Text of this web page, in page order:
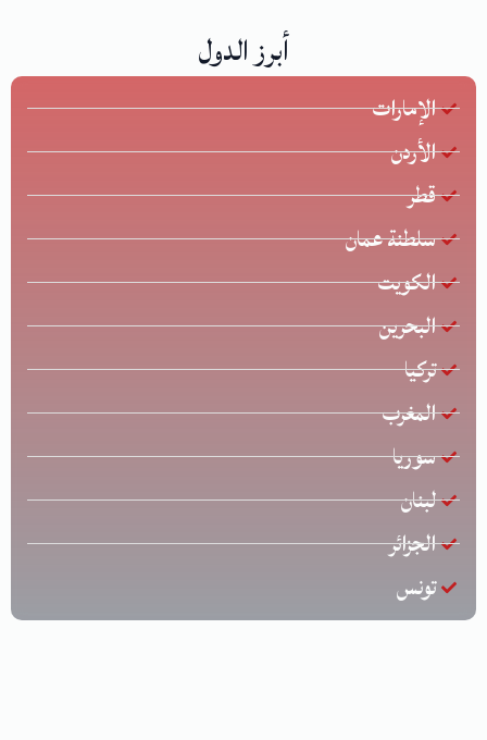
أبرز الدول
الإمارات
الأردن
قطر
سلطنة عمان
الكويت
البحرين
تركيا
المغرب
سوريا
لبنان
الجزائر
تونس